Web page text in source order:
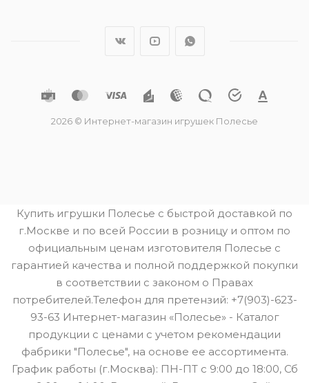
2026 © Интернет-магазин игрушек Полесье
Купить игрушки Полесье с быстрой доставкой по
г.Москве и по всей России в розницу и оптом по
официальным ценам изготовителя Полесье с
гарантией качества и полной поддержкой покупки
в соответствии с законом о Правах
потребителей.Телефон для претензий: +7(903)-623-
93-63 Интернет-магазин «Полесье» - Каталог
продукции с ценами с учетом рекомендации
фабрики "Полесье", на основе ее ассортимента.
График работы (г.Москва): ПН-ПТ с 9:00 до 18:00, Сб